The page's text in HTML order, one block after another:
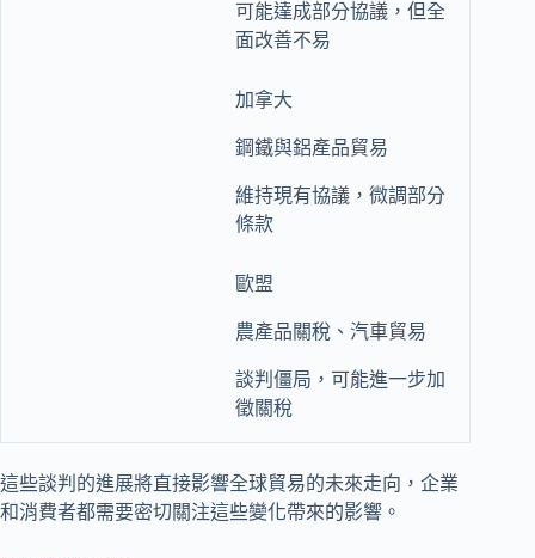
可能達成部分協議，但全
面改善不易
加拿大
鋼鐵與鋁產品貿易
維持現有協議，微調部分
條款
歐盟
農產品關稅、汽車貿易
談判僵局，可能進一步加
徵關稅
這些談判的進展將直接影響全球貿易的未來走向，企業
和消費者都需要密切關注這些變化帶來的影響。